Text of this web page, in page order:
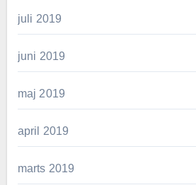
juli 2019
juni 2019
maj 2019
april 2019
marts 2019